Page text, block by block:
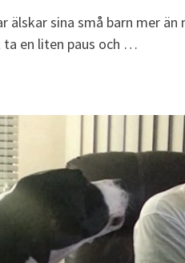
älskar sina små barn mer än
en liten paus och …